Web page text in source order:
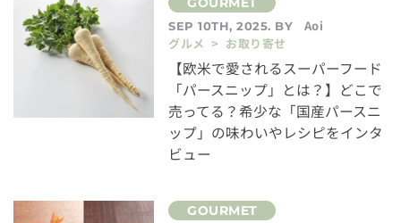
SEP 10TH, 2025. BY
Aoi
グルメ > お取り寄せ
【欧米で愛されるスーパーフード
「パースニップ」とは？】どこで
売ってる？希少な「国産パースニ
ップ」の味わいやレシピをインタ
ビュー